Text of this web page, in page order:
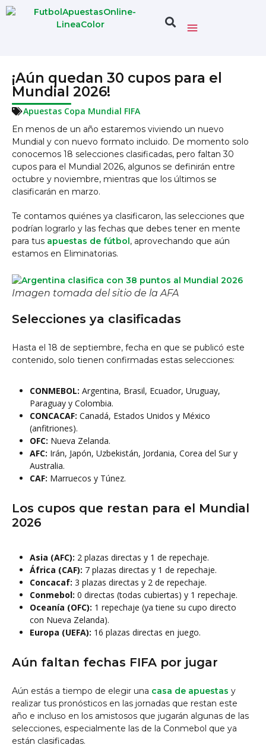
¡Aún quedan 30 cupos para el
Mundial 2026!
Apuestas Copa Mundial FIFA
En menos de un año estaremos viviendo un nuevo
Mundial y con nuevo formato incluido. De momento solo
conocemos 18 selecciones clasificadas, pero faltan 30
cupos para el Mundial 2026, algunos se definirán entre
octubre y noviembre, mientras que los últimos se
clasificarán en marzo.
Te contamos quiénes ya clasificaron, las selecciones que
podrían lograrlo y las fechas que debes tener en mente
para tus apuestas de fútbol, aprovechando que aún
estamos en Eliminatorias.
Imagen tomada del sitio de la AFA
Selecciones ya clasificadas
Hasta el 18 de septiembre, fecha en que se publicó este
contenido, solo tienen confirmadas estas selecciones:
CONMEBOL: Argentina, Brasil, Ecuador, Uruguay,
Paraguay y Colombia.
CONCACAF: Canadá, Estados Unidos y México
(anfitriones).
OFC: Nueva Zelanda.
AFC: Irán, Japón, Uzbekistán, Jordania, Corea del Sur y
Australia.
CAF: Marruecos y Túnez.
Los cupos que restan para el Mundial
2026
Asia (AFC): 2 plazas directas y 1 de repechaje.
África (CAF): 7 plazas directas y 1 de repechaje.
Concacaf: 3 plazas directas y 2 de repechaje.
Conmebol: 0 directas (todas cubiertas) y 1 repechaje.
Oceanía (OFC): 1 repechaje (ya tiene su cupo directo
con Nueva Zelanda).
Europa (UEFA): 16 plazas directas en juego.
Aún faltan fechas FIFA por jugar
Aún estás a tiempo de elegir una casa de apuestas y
realizar tus pronósticos en las jornadas que restan este
año e incluso en los amistosos que jugarán algunas de las
selecciones, especialmente las de la Conmebol que ya
están clasificadas.